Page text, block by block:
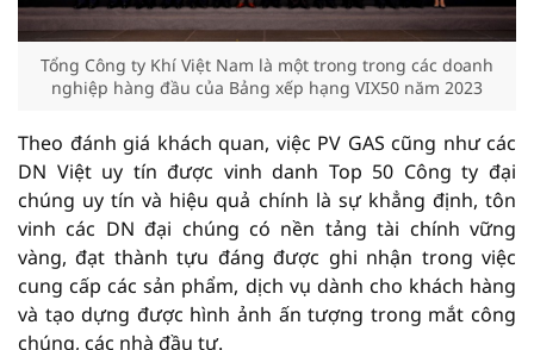
Tổng Công ty Khí Việt Nam là một trong trong các doanh
nghiệp hàng đầu của Bảng xếp hạng VIX50 năm 2023
Theo đánh giá khách quan, việc PV GAS cũng như các
DN Việt uy tín được vinh danh Top 50 Công ty đại
chúng uy tín và hiệu quả chính là sự khẳng định, tôn
vinh các DN đại chúng có nền tảng tài chính vững
vàng, đạt thành tựu đáng được ghi nhận trong việc
cung cấp các sản phẩm, dịch vụ dành cho khách hàng
và tạo dựng được hình ảnh ấn tượng trong mắt công
chúng, các nhà đầu tư.